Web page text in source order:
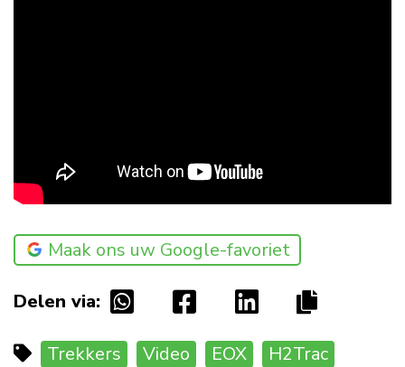
Maak ons uw Google-favoriet
Delen via:
Trekkers Video EOX H2Trac